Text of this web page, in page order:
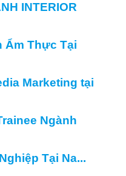
INTERIOR
Ẩm Thực Tại
Marketing tại
Ngành
Tại Na...